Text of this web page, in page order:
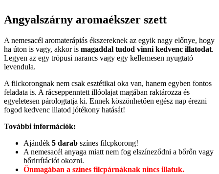
Angyalszárny aromaékszer szett
A nemesacél aromaterápiás ékszereknek az egyik nagy előnye, hogy
ha úton is vagy, akkor is magaddal tudod vinni kedvenc illatodat.
Legyen az egy trópusi narancs vagy egy kellemesen nyugtató
levendula.
A filckorongnak nem csak esztétikai oka van, hanem egyben fontos
feladata is. A rácseppenntett illóolajat magában raktározza és
egyeletesen párologtatja ki. Ennek köszönhetően egész nap érezni
fogod kedvenc illatod jótékony hatását!
További információk:
Ajándék 5 darab színes filcpkorong!
A nemesacél anyaga miatt nem fog elszíneződni a bőrőn vagy
bőrirrítációt okozni.
Önmagában a színes filcpárnáknak nincs illatuk.